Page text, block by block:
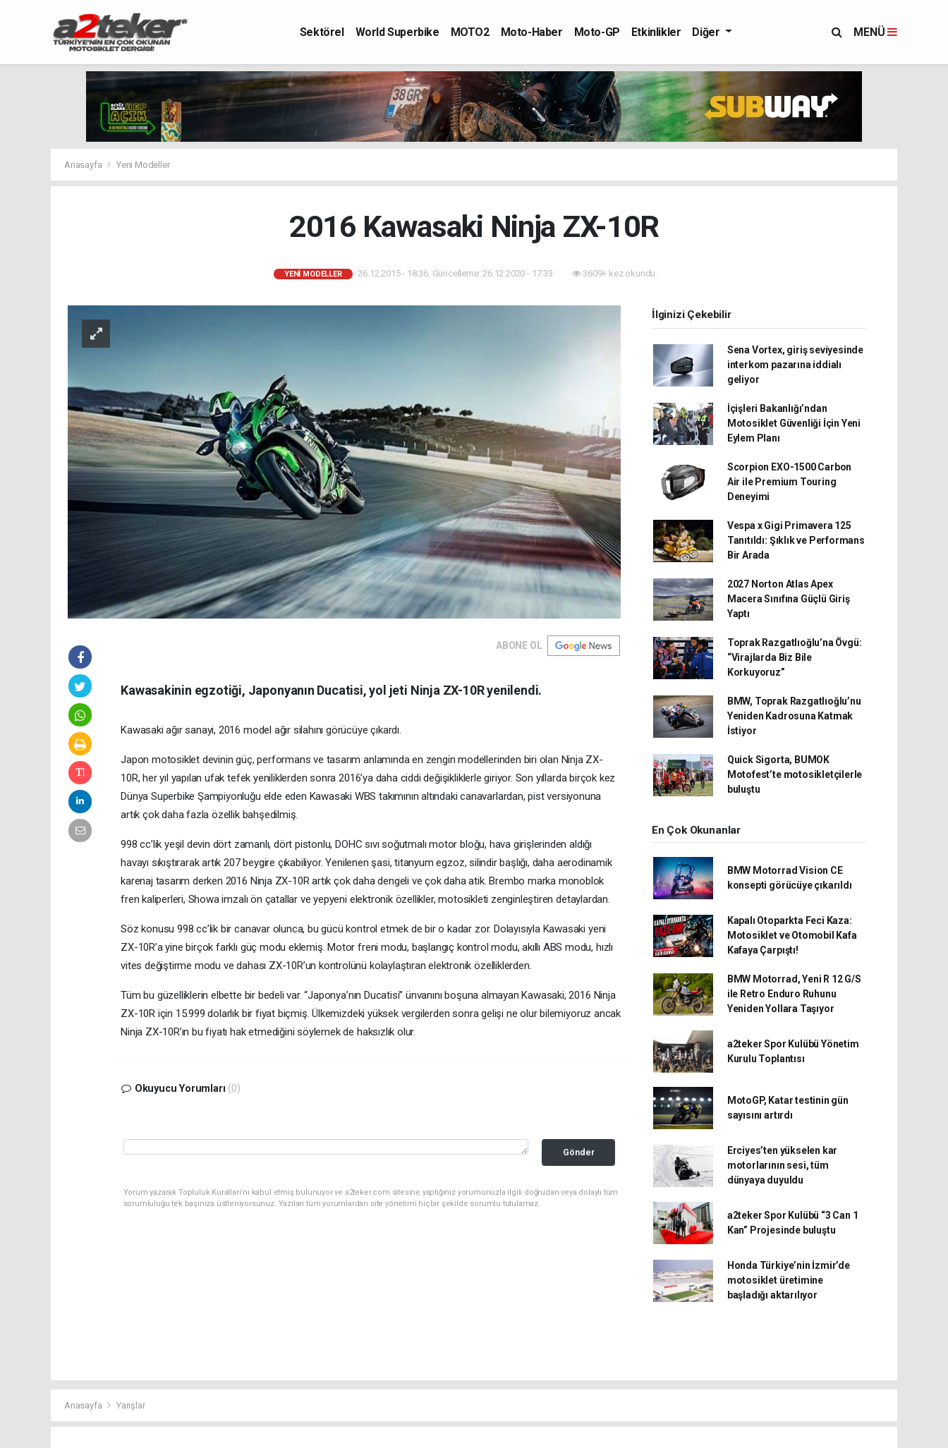
Sektörel World Superbike MOTO2 Moto-Haber Moto-GP Etkinlikler Diğer MENÜ
Anasayfa Yeni Modeller
2016 Kawasaki Ninja ZX-10R
YENI MODELLER 26.12.2015 - 18:36, Güncelleme: 26.12.2020 - 17:33 3609+ kez okundu.
ABONE OL
Kawasakinin egzotiği, Japonyanın Ducatisi, yol jeti Ninja ZX-10R yenilendi.
Kawasaki ağır sanayi, 2016 model ağır silahını görücüye çıkardı.
Japon motosiklet devinin güç, performans ve tasarım anlamında en zengin modellerinden biri olan Ninja ZX-
10R, her yıl yapılan ufak tefek yeniliklerden sonra 2016’ya daha ciddi değişikliklerle giriyor. Son yıllarda birçok kez
Dünya Superbike Şampiyonluğu elde eden Kawasaki WBS takımının altındaki canavarlardan, pist versiyonuna
artık çok daha fazla özellik bahşedilmiş.
998 cc’lik yeşil devin dört zamanlı, dört pistonlu, DOHC sıvı soğutmalı motor bloğu, hava girişlerinden aldığı
havayı sıkıştırarak artık 207 beygire çıkabiliyor. Yenilenen şasi, titanyum egzoz, silindir başlığı, daha aerodinamik
karenaj tasarım derken 2016 Ninja ZX-10R artık çok daha dengeli ve çok daha atik. Brembo marka monoblok
fren kaliperleri, Showa imzalı ön çatallar ve yepyeni elektronik özellikler, motosikleti zenginleştiren detaylardan.
Söz konusu 998 cc’lik bir canavar olunca, bu gücü kontrol etmek de bir o kadar zor. Dolayısıyla Kawasaki yeni
ZX-10R’a yine birçok farklı güç modu eklemiş. Motor freni modu, başlangıç kontrol modu, akıllı ABS modu, hızlı
vites değiştirme modu ve dahası ZX-10R’un kontrolünü kolaylaştıran elektronik özelliklerden.
Tüm bu güzelliklerin elbette bir bedeli var. “Japonya’nın Ducatisi” ünvanını boşuna almayan Kawasaki, 2016 Ninja
ZX-10R için 15.999 dolarlık bir fiyat biçmiş. Ülkemizdeki yüksek vergilerden sonra gelişi ne olur bilemiyoruz ancak
Ninja ZX-10R’ın bu fiyatı hak etmediğini söylemek de haksızlık olur.
Okuyucu Yorumları (0)
Gönder
Yorum yazarak Topluluk Kuralları’nı kabul etmiş bulunuyor ve a2teker.com sitesine yaptığınız yorumunuzla ilgili doğrudan veya dolaylı tüm
sorumluluğu tek başınıza üstleniyorsunuz. Yazılan tüm yorumlardan site yönetimi hiçbir şekilde sorumlu tutulamaz.
İlginizi Çekebilir
Sena Vortex, giriş seviyesinde
interkom pazarına iddialı
geliyor
İçişleri Bakanlığı’ndan
Motosiklet Güvenliği İçin Yeni
Eylem Planı
Scorpion EXO-1500 Carbon
Air ile Premium Touring
Deneyimi
Vespa x Gigi Primavera 125
Tanıtıldı: Şıklık ve Performans
Bir Arada
2027 Norton Atlas Apex
Macera Sınıfına Güçlü Giriş
Yaptı
Toprak Razgatlıoğlu’na Övgü:
“Virajlarda Biz Bile
Korkuyoruz”
BMW, Toprak Razgatlıoğlu’nu
Yeniden Kadrosuna Katmak
İstiyor
Quick Sigorta, BUMOK
Motofest’te motosikletçilerle
buluştu
En Çok Okunanlar
BMW Motorrad Vision CE
konsepti görücüye çıkarıldı
Kapalı Otoparkta Feci Kaza:
Motosiklet ve Otomobil Kafa
Kafaya Çarpıştı!
BMW Motorrad, Yeni R 12 G/S
ile Retro Enduro Ruhunu
Yeniden Yollara Taşıyor
a2teker Spor Kulübü Yönetim
Kurulu Toplantısı
MotoGP, Katar testinin gün
sayısını artırdı
Erciyes’ten yükselen kar
motorlarının sesi, tüm
dünyaya duyuldu
a2teker Spor Kulübü “3 Can 1
Kan” Projesinde buluştu
Honda Türkiye’nin İzmir’de
motosiklet üretimine
başladığı aktarılıyor
Anasayfa Yarışlar